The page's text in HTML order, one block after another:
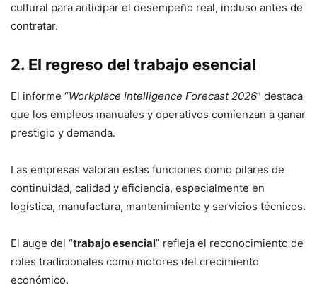
cultural para anticipar el desempeño real, incluso antes de
contratar.
2. El regreso del trabajo esencial
El informe “Workplace Intelligence Forecast 2026” destaca
que los empleos manuales y operativos comienzan a ganar
prestigio y demanda.
Las empresas valoran estas funciones como pilares de
continuidad, calidad y eficiencia, especialmente en
logística, manufactura, mantenimiento y servicios técnicos.
El auge del “trabajo esencial” refleja el reconocimiento de
roles tradicionales como motores del crecimiento
económico.